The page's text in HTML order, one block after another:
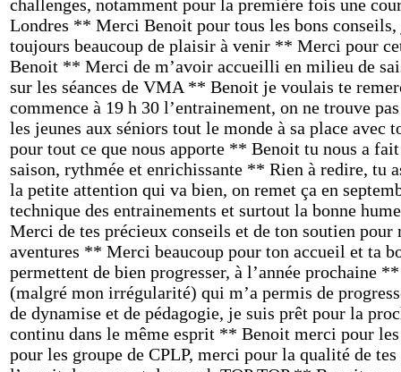
challenges, notamment pour la première fois une
Londres ** Merci Benoit pour tous les bons
toujours beaucoup de plaisir à venir ** Merci pour
Benoit ** Merci de m’avoir accueilli en milieu de
sur les séances de VMA ** Benoit je voulais te
commence à 19 h 30 l’entrainement, on ne trouve
les jeunes aux séniors tout le monde à sa place
pour tout ce que nous apporte ** Benoit tu nous a
saison, rythmée et enrichissante ** Rien à redire, tu
la petite attention qui va bien, on remet ça en
technique des entrainements et surtout la bonne
Merci de tes précieux conseils et de ton soutien
aventures ** Merci beaucoup pour ton accueil et ta
permettent de bien progresser, à l’année prochaine
(malgré mon irrégularité) qui m’a permis de
de dynamise et de pédagogie, je suis prêt pour la
continu dans le même esprit ** Benoit merci pour
pour les groupe de CPLP, merci pour la qualité de